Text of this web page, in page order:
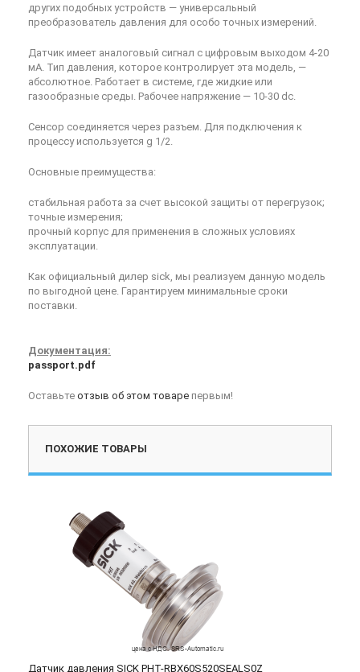
других подобных устройств — универсальный
преобразователь давления для особо точных измерений.
Датчик имеет аналоговый сигнал с цифровым выходом 4-20
мА. Тип давления, которое контролирует эта модель, —
абсолютное. Работает в системе, где жидкие или
газообразные среды. Рабочее напряжение — 10-30 dc.
Сенсор соединяется через разъем. Для подключения к
процессу используется g 1/2.
Основные преимущества:
стабильная работа за счет высокой защиты от перегрузок;
точные измерения;
прочный корпус для применения в сложных условиях
эксплуатации.
Как официальный дилер sick, мы реализуем данную модель
по выгодной цене. Гарантируем минимальные сроки
поставки.
Документация:
passport.pdf
Оставьте отзыв об этом товаре первым!
ПОХОЖИЕ ТОВАРЫ
Датчик давления SICK PHT-RBX60S520SEALS0Z